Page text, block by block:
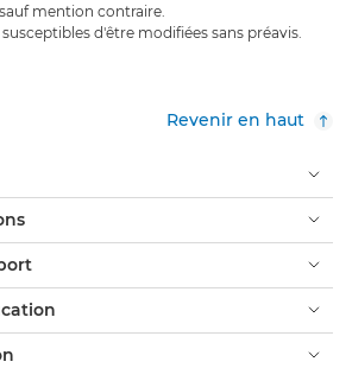
mention contraire.
d'être modifiées sans préavis.
Revenir en haut